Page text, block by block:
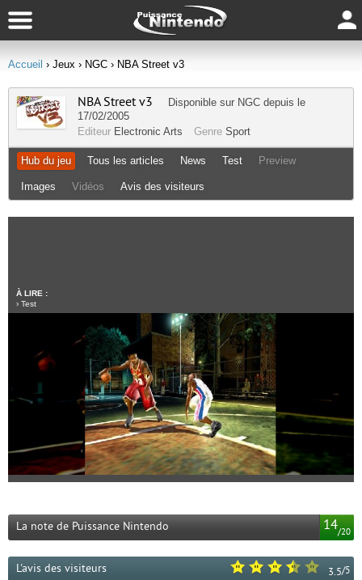
Accueil › Jeux › NGC › NBA Street v3
NBA Street v3 Disponible sur NGC depuis le
17/02/2005
Editeur Electronic Arts Genre Sport
Hub du jeu Tous les articles News Test Preview
Images Vidéos Avis des visiteurs
À LIRE :
› Test
14/20
La note de Puissance Nintendo
3.5/5
L'avis des visiteurs